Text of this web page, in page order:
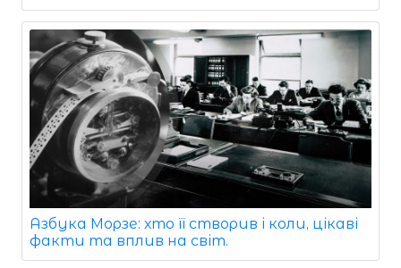
Азбука Морзе: хто її створив і коли, цікаві
факти та вплив на світ.